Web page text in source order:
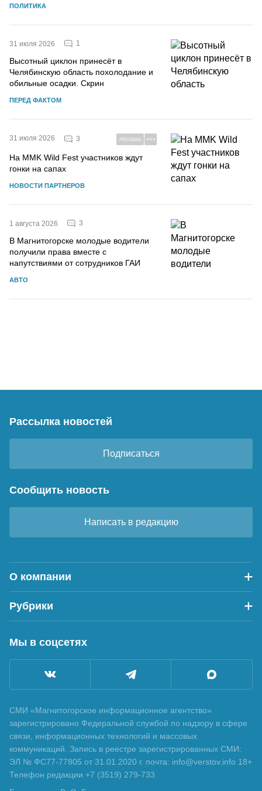
ПОЛИТИКА
31 июля 2026 1
Высотный циклон принесёт в
Челябинскую область похолодание и
обильные осадки. Скрин
ПЕРЕД ФАКТОМ
31 июля 2026 3 РЕКЛАМА
На MMK Wild Fest участников ждут
гонки на сапах
НОВОСТИ ПАРТНЕРОВ
1 августа 2026 3
В Магнитогорске молодые водители
получили права вместе с
напутствиями от сотрудников ГАИ
АВТО
Рассылка новостей
Подписаться
Сообщить новость
Написать в редакцию
О компании
Рубрики
Мы в соцсетях
СМИ «Магнитогорское информационное агентство»
зарегистрировано Федеральной службой по надзору в сфере
связи, информационных технологий и массовых
коммуникаций. Запись в реестре зарегистрированных СМИ:
ЭЛ № ФС77-77805 от 31.01.2020 г. почта: info@verstov.info 18+
Телефон редакции +7 (3519) 279-733